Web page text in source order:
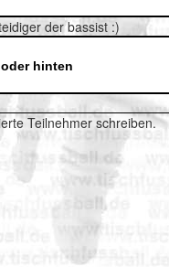
der bassist :)
hinten
Teilnehmer schreiben.